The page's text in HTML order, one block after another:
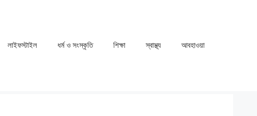
লাইফস্টাইল ধর্ম ও সংস্কৃতি ⁠⁠শিক্ষা ⁠⁠স্বাস্থ্য ⁠⁠আবহাওয়া